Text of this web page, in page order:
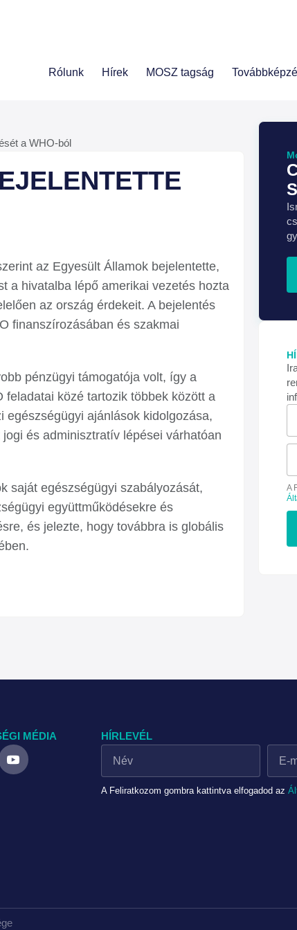
Rólunk Hírek MOSZ tagság
a WHO-ból
az Egyesült Államok bejelentette,
a hivatalba lépő amerikai vezetés hozta
az ország érdekeit. A bejelentés
finanszírozásában és szakmai
pénzügyi támogatója volt, így a
feladatai közé tartozik többek között a
ajánlások kidolgozása,
és adminisztratív lépései várhatóan
saját egészségügyi szabályozását,
együttműködésekre és
és jelezte, hogy továbbra is globális
A
MÉDIA HÍRLEVÉL
A Feliratkozom gombra kattintva elfogadod az